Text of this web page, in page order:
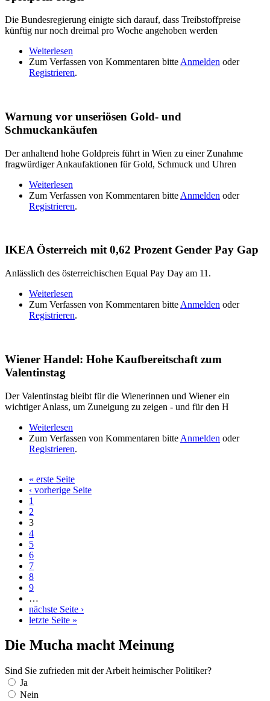
Die Bundesregierung einigte sich darauf, dass Treibstoffpreise
künftig nur noch dreimal pro Woche angehoben werden
Weiterlesen
Spritpreis-Regel
Zum Verfassen von Kommentaren bitte Anmelden oder
Registrieren.
Warnung vor unseriösen Gold- und
Schmuckankäufen
Der anhaltend hohe Goldpreis führt in Wien zu einer Zunahme
fragwürdiger Ankaufaktionen für Gold, Schmuck und Uhren
Weiterlesen
Schmuckankäufen
Zum Verfassen von Kommentaren bitte Anmelden oder
Registrieren.
IKEA Österreich mit 0,62 Prozent Gender Pay Gap
Anlässlich des österreichischen Equal Pay Day am 11.
Weiterlesen
Gap
Zum Verfassen von Kommentaren bitte Anmelden oder
Registrieren.
Wiener Handel: Hohe Kaufbereitschaft zum
Valentinstag
Der Valentinstag bleibt für die Wienerinnen und Wiener ein
wichtiger Anlass, um Zuneigung zu zeigen - und für den H
Weiterlesen
Valentinstag
Zum Verfassen von Kommentaren bitte Anmelden oder
Registrieren.
Seiten« erste Seite
‹ vorherige Seite
1
2
3
4
5
6
7
8
9
…
nächste Seite ›
letzte Seite »
Die Mucha macht Meinung
Sind Sie zufrieden mit der Arbeit heimischer Politiker?
Auswahlmöglichkeiten
Ja
Nein